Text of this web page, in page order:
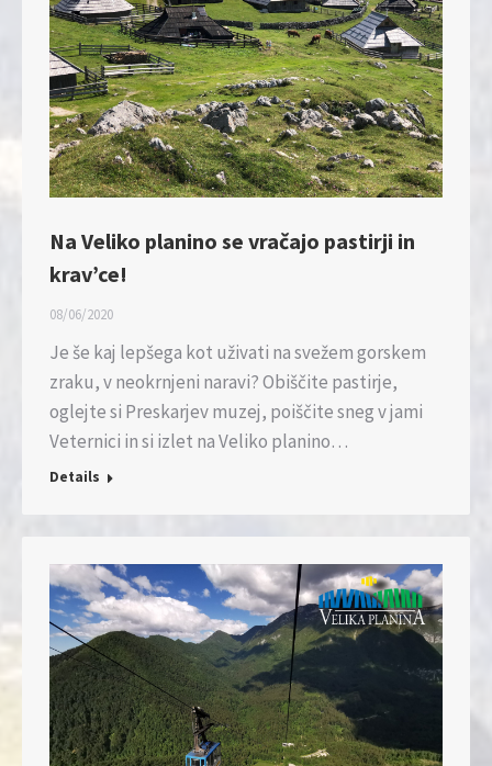
Na Veliko planino se vračajo pastirji in
krav’ce!
08/06/2020
Je še kaj lepšega kot uživati na svežem gorskem
zraku, v neokrnjeni naravi? Obiščite pastirje,
oglejte si Preskarjev muzej, poiščite sneg v jami
Veternici in si izlet na Veliko planino…
Details